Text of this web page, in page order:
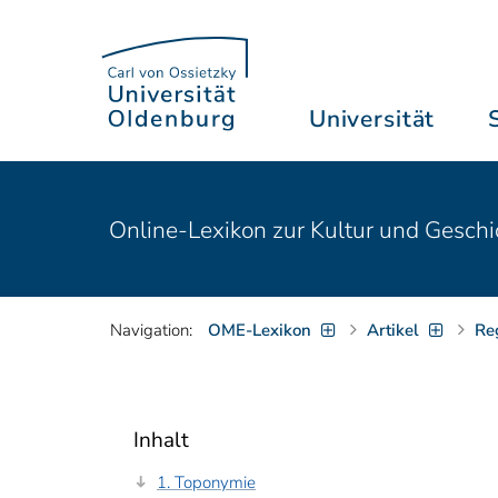
Universität
Online-Lexikon zur Kultur und
Navigation: OME-Lexikon Artikel
Inhalt
1. Toponymie